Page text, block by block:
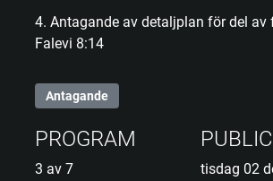
4. Antagande av detaljplan för del av
Falevi 8:14
Antagande
PROGRAM
3 av 7 tisdag 02